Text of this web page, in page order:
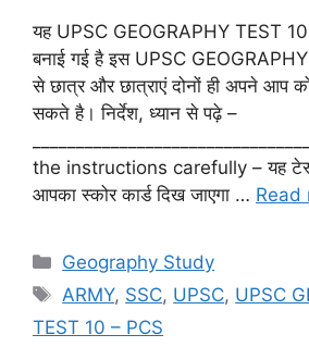
यह UPSC GEOGRAPHY TEST 10
बनाई गई है इस UPSC
से छात्र और छात्राएं दोनों ही अपने आप
सकते है। निर्देश, ध्यान से पढ़े –
the instructions carefully – यह
आपका स्कोर कार्ड दिख जाएगा … Read
Categories
Geography Study
Tags
ARMY, SSC, UPSC, UPSC
TEST 10 – PCS